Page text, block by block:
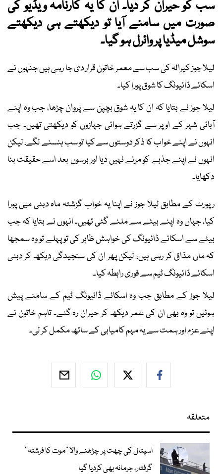
سب کو حیران کر دیا۔ ان کا یہ کارنامہ ویڈیو کی
صورت میں سامنے آیا تو دیکھتے ہی دیکھتے
سوشل میڈیا پر وائرل ہو گیا۔
لیلا جوز کیرالہ کی سب سے معمر خاتون قرار دی جا رہی ہیں جنہوں نے
اسکائے ڈائیونگ کا شوق پورا کیا۔
لیلا جوز نے بتایا کہ ان کا یہ شوق بچپن سے پروان چڑھا، جب وہ اپنے
آبائی شہر کے اوپر سے گزرتے ہوائی جہازوں کو دیکھتی تھیں۔ جب
انہوں نے اپنے خواب کا ذکر دوستوں سے کیا تو سب ہنسنے لگے، لیکن
انہوں نے اپنے جذبے کو مرنے نہیں دیا اور برسوں بعد اسے حقیقت بنا
دکھایا۔
رپورٹ کے مطابق لیلا جوز نے اپنا یہ خواب گزشتہ ماہ دبئی میں پورا
کیا، جہاں وہ اپنے بیٹے سے ملنے گئی تھیں۔ انہوں نے بتایا کہ جب
بیٹے سے اسکائے ڈائیونگ کی خواہش ظاہر کی تو پہلے تو وہ سمجھا
کہ ماں مذاق کر رہی ہیں، لیکن پھر ان کی سنجیدگی دیکھ کر دبئی
اسکائے ڈائیونگ ٹیم سے فوری رابطہ کیا۔
لیلا جوز کے مطابق جب وہ اسکائے ڈائیونگ ٹیم کے سامنے پیش
ہوئیں تو وہ بھی ان کی عمر دیکھ کر حیران رہ گئے۔ تاہم خاتون نے
اپنے عزم اور ہمت سے یہ مہم کامیابی کے ساتھ مکمل کر لی۔
متعلقہ
اسپتال کی چھت پر چڑھنے والا ’’موت کا فرشتہ‘‘
گرفتار، جرمانہ بھی کردیا گیا